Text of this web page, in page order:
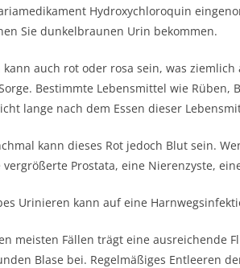
Hydroxychloroquin
Sie dunkelbraunen Urin bekommen.
kann auch rot oder rosa sein, was
Bestimmte Lebensmittel wie
lange nach dem Essen dieser
kann dieses Rot jedoch Blut sein.
vergrößerte Prostata, eine Nierenzyste,
Urinieren kann auf eine
meisten Fällen trägt eine ausreichende
Blase bei. Regelmäßiges Entleeren